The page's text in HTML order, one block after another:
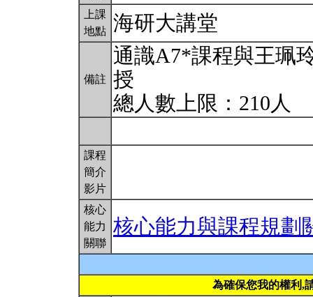
上課
地點 海研大講堂
備註
通識A7*課程與王珮
授
總人數上限：210人
課程
簡介
影片
核心
能力
關聯
核心能力與課程規劃
為確保您我的權利,